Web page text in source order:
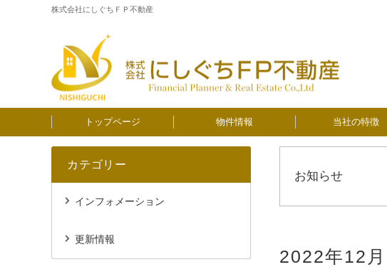
株式会社にしぐちＦＰ不動産
トップページ 物件情報 当社の特徴
お知らせ
2022年12月
カテゴリー
インフォメーション
更新情報